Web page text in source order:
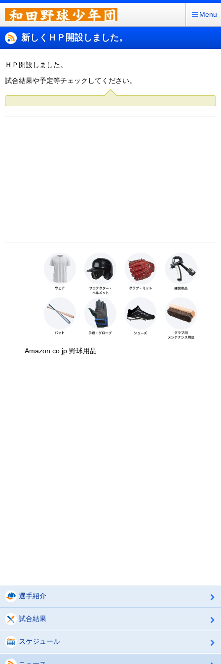
Menu
新しくＨＰ開設しました。
ＨＰ開設しました。
試合結果や予定等チェックしてください。
Amazon.co.jp 野球用品
選手紹介
試合結果
スケジュール